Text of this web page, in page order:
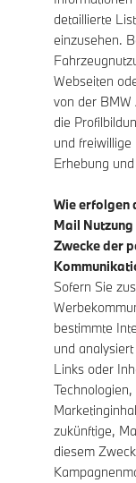
detaillierte
einzusehen.
Webseiten
von der
die
und
Erhebung
Wie erfolgen
Mail
Zwecke der
Sofern Sie
bestimmte
und
Links oder
zukünftige,
diesem